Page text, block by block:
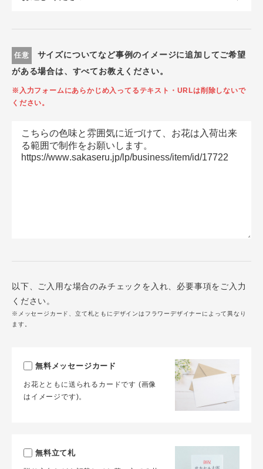
任意
サイズについてなど事例のイメージに追加してご希望
がある場合は、すべてお教えください。
※入力フォームにあらかじめ入ってるテキスト・URLは削除しないで
ください。
以下、ご入用な場合のみチェックを入れ、必要事項をご入力
ください。
※メッセージカード、立て札ともにデザインはフラワーデザイナーによって異なり
ます。
無料メッセージカード
お花とともに送られるカードです (画像
はイメージです)。
無料立て札